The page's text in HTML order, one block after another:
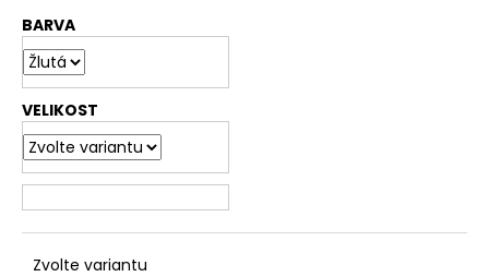
BARVA
VELIKOST
Zvolte variantu
o
p
o
r
u
č
u
j
e
m
e